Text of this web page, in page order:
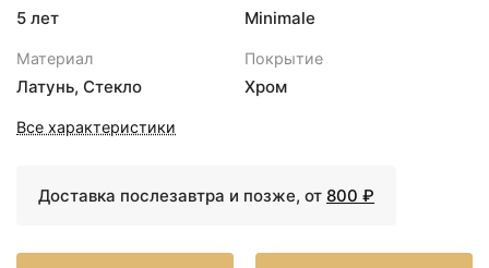
13455 ₽
Стакан Nicolazzi
Minimale 1488MCR
14950 ₽
Полотенцедержатель
34 см Nicolazzi Minimale
5 лет Minimale
Материал
Латунь, Стекло
Покрытие
Хром
Все характеристики
Доставка послезавтра и позже, от 800 ₽